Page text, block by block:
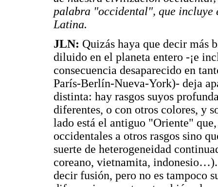
palabra "occidental", que incluye
Latina.
JLN: Quizás haya que decir más
diluido en el planeta entero -¡e
consecuencia desaparecido en
París-Berlín-Nueva-York)- deja
distinta: hay rasgos suyos
diferentes, o con otros colores, y
lado está el antiguo "Oriente"
occidentales a otros rasgos sino
suerte de heterogeneidad
coreano, vietnamita,
decir fusión, pero no es tampoco